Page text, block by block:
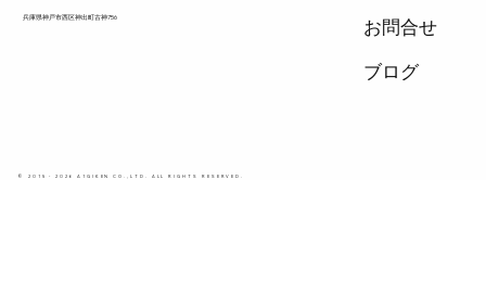
兵庫県神戸市西区神出町古神756
© 2015 - 2026 A1GIKEN CO.,LTD. ALL RIGHTS RESERVED.
お問合せ
ブログ